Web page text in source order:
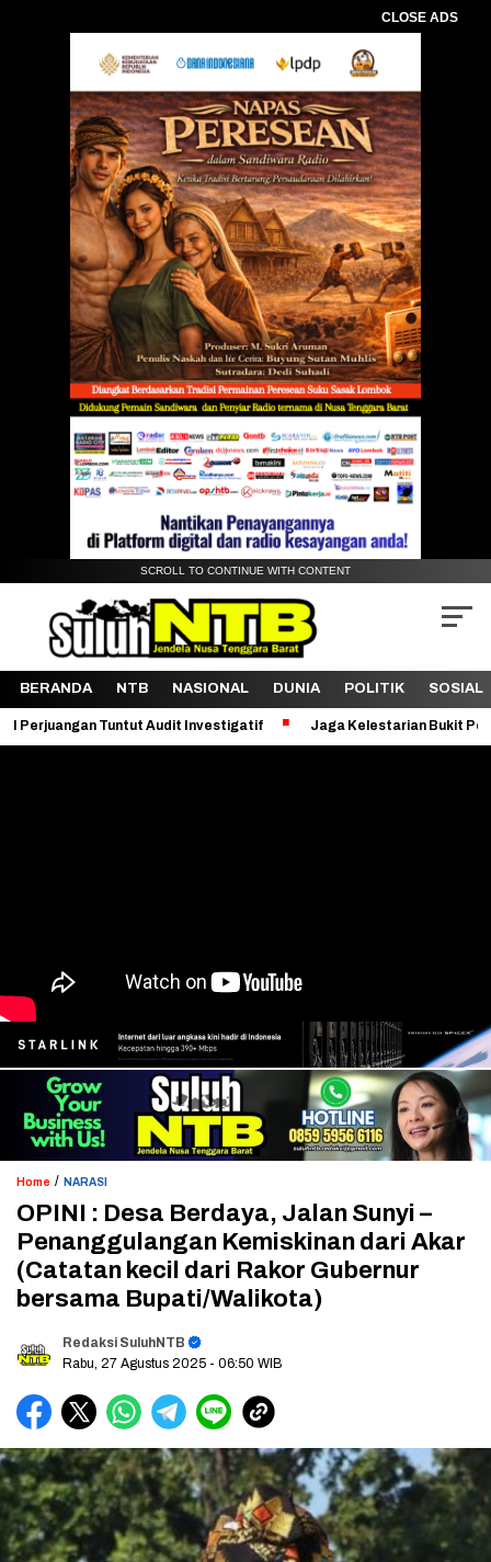
CLOSE ADS
SCROLL TO CONTINUE WITH CONTENT
BERANDA NTB NASIONAL DUNIA POLITIK SOSIAL
Tuntut Audit Investigatif Jaga Kelestarian Bukit Pergasingan, KKN
Home / NARASI
OPINI : Desa Berdaya, Jalan Sunyi –
Penanggulangan Kemiskinan dari Akar
(Catatan kecil dari Rakor Gubernur
bersama Bupati/Walikota)
Redaksi SuluhNTB
Rabu, 27 Agustus 2025 - 06:50 WIB